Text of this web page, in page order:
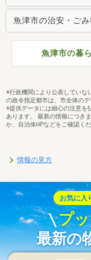
魚津市の治安・ご
魚津市の暮
※行政機関により公表していな
の政令指定都市は、市全体のデ
※提供データには細心の注意を
あります。 最新の情報につき
か、自治体HPなどをご確認くだ
情報の見方
お気に入
プ
最新の